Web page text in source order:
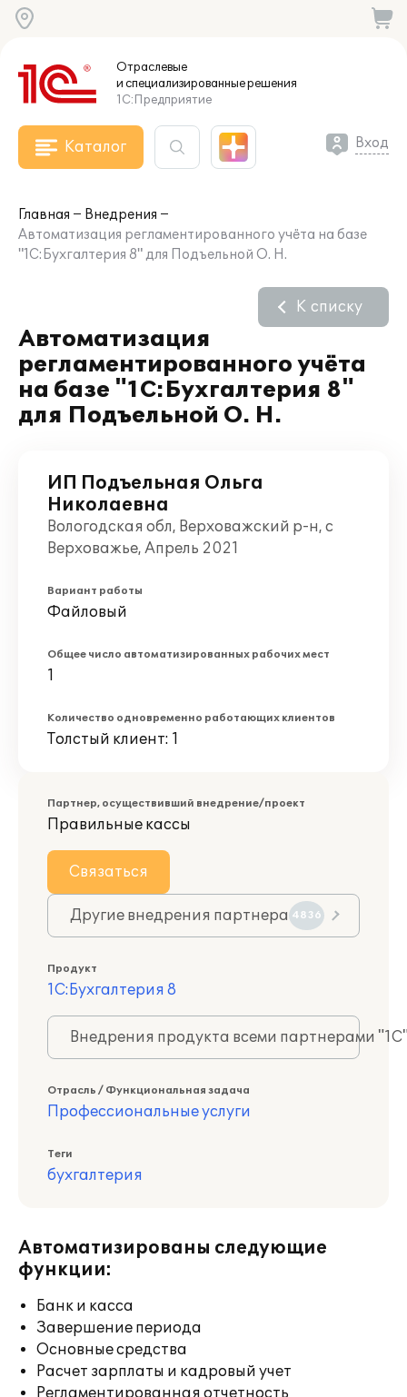
Отраслевые
и специализированныерешения
1С:Предприятие
Каталог Вход
Главная
Внедрения
Автоматизация регламентированного учёта на базе
"1С:Бухгалтерия 8" для Подъельной О. Н.
Автоматизация
регламентированного учёта
на базе "1С:Бухгалтерия 8"
для Подъельной О. Н.
К списку
ИП Подъельная Ольга
Николаевна
Вологодская обл, Верховажский р-н, с
Верховажье, Апрель 2021
Вариант работы
Файловый
Общее число автоматизированных рабочих мест
1
Количество одновременно работающих клиентов
Толстый клиент: 1
Партнер, осуществивший внедрение/проект
Правильные кассы
Связаться
Другие внедрения партнера 4836
Продукт
1С:Бухгалтерия 8
Внедрения продукта всеми партнерами
Отрасль / Функциональная задача
Профессиональные услуги
Теги
бухгалтерия
Автоматизированы следующие
функции:
Банк и касса
Завершение периода
Основные средства
Расчет зарплаты и кадровый учет
Регламентированная отчетность